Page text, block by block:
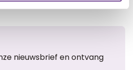
nieuwsbrief en ontvang